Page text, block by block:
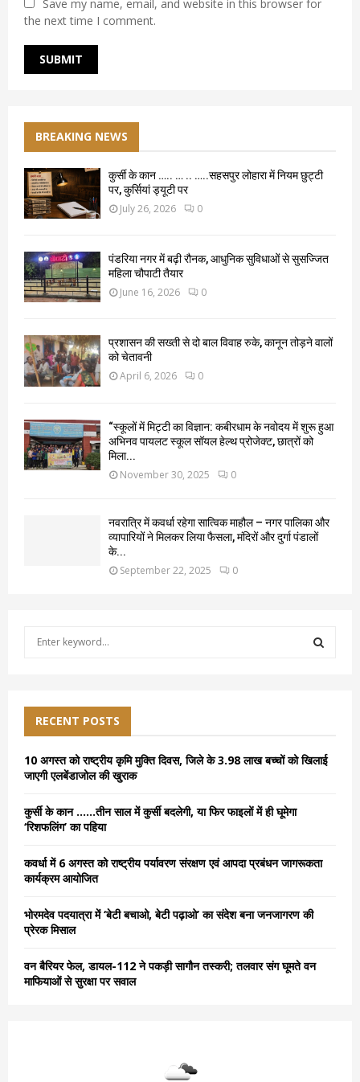
Save my name, email, and website in this browser for
the next time I comment.
BREAKING NEWS
कुर्सी के कान ….. … .. …..सहसपुर लोहारा में नियम छुट्टी
पर, कुर्सियां ड्यूटी पर
July 26, 2026 0
पंडरिया नगर में बढ़ी रौनक, आधुनिक सुविधाओं से सुसज्जित
महिला चौपाटी तैयार
June 16, 2026 0
प्रशासन की सख्ती से दो बाल विवाह रुके, कानून तोड़ने वालों
को चेतावनी
April 6, 2026 0
“स्कूलों में मिट्टी का विज्ञान: कबीरधाम के नवोदय में शुरू हुआ
अभिनव पायलट स्कूल सॉयल हेल्थ प्रोजेक्ट, छात्रों को
मिला...
November 30, 2025 0
नवरात्रि में कवर्धा रहेगा सात्विक माहौल – नगर पालिका और
व्यापारियों ने मिलकर लिया फैसला, मंदिरों और दुर्गा पंडालों
के...
September 22, 2025 0
f
r
RECENT POSTS
10 अगस्त को राष्ट्रीय कृमि मुक्ति दिवस, जिले के 3.98 लाख बच्चों को खिलाई
जाएगी एलबेंडाजोल की खुराक
कुर्सी के कान ……तीन साल में कुर्सी बदलेगी, या फिर फाइलों में ही घूमेगा
‘रिशफलिंग’ का पहिया
कवर्धा में 6 अगस्त को राष्ट्रीय पर्यावरण संरक्षण एवं आपदा प्रबंधन जागरूकता
कार्यक्रम आयोजित
भोरमदेव पदयात्रा में ‘बेटी बचाओ, बेटी पढ़ाओ’ का संदेश बना जनजागरण की
प्रेरक मिसाल
वन बैरियर फेल, डायल-112 ने पकड़ी सागौन तस्करी; तलवार संग घूमते वन
माफियाओं से सुरक्षा पर सवाल